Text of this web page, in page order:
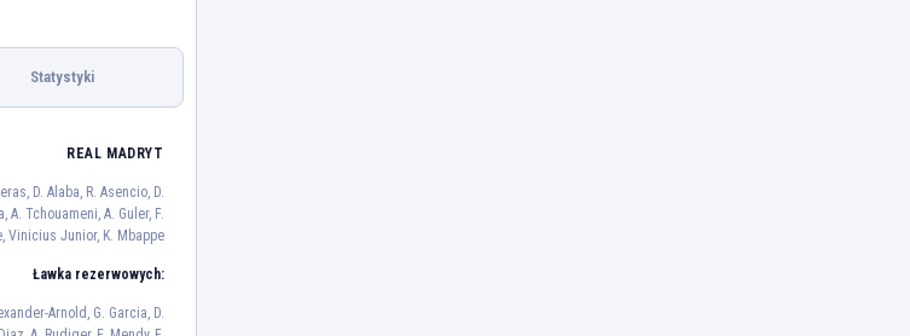
Statystyki
V. Rosier
19
REAL MADRYT
D. Alaba, R. Asencio, D.
A. Tchouameni, A. Guler, F.
Vinicius Junior, K. Mbappe
Ławka rezerwowych:
Arnold, G. Garcia, D.